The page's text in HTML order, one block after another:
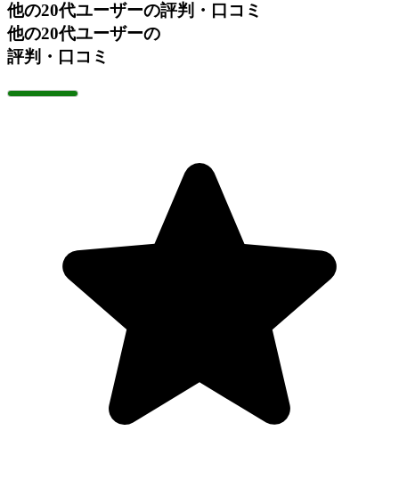
他の20代ユーザーの評判・口コミ
他の20代ユーザーの
評判・口コミ